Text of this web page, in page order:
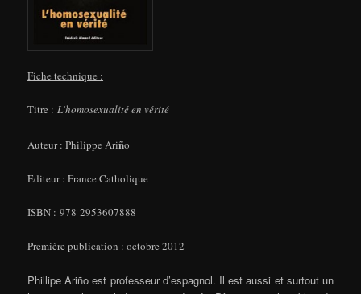
Fiche technique :
Titre : L’homosexualité en vérité
Auteur : Philippe Ariño
Editeur : France Catholique
ISBN : 978-2953607888
Première publication : octobre 2012
Phillipe Ariño est professeur d’espagnol. Il est aussi et surtout un